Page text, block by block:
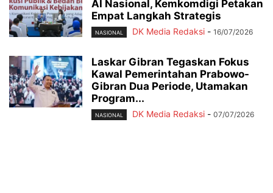
AI Nasional, Kemkomdigi Petakan
Empat Langkah Strategis
NASIONAL DK Media Redaksi - 16/07/2026
Laskar Gibran Tegaskan Fokus
Kawal Pemerintahan Prabowo-
Gibran Dua Periode, Utamakan
Program...
NASIONAL DK Media Redaksi - 07/07/2026